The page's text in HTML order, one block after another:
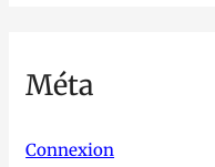
Méta
Connexion